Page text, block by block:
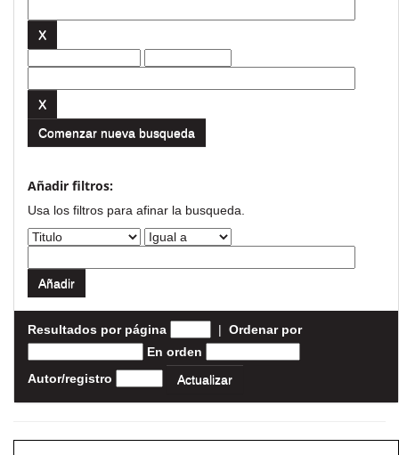
Comenzar nueva busqueda
Añadir filtros:
Usa los filtros para afinar la busqueda.
Resultados por página | Ordenar por
En orden
Autor/registro